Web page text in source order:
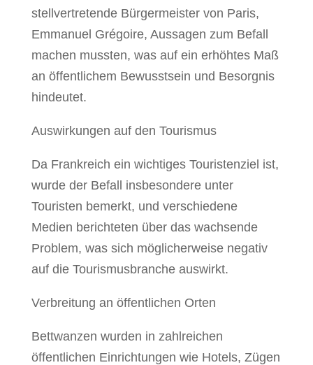
stellvertretende Bürgermeister von Paris,
Emmanuel Grégoire, Aussagen zum Befall
machen mussten, was auf ein erhöhtes Maß
an öffentlichem Bewusstsein und Besorgnis
hindeutet.
Auswirkungen auf den Tourismus
Da Frankreich ein wichtiges Touristenziel ist,
wurde der Befall insbesondere unter
Touristen bemerkt, und verschiedene
Medien berichteten über das wachsende
Problem, was sich möglicherweise negativ
auf die Tourismusbranche auswirkt.
Verbreitung an öffentlichen Orten
Bettwanzen wurden in zahlreichen
öffentlichen Einrichtungen wie Hotels, Zügen